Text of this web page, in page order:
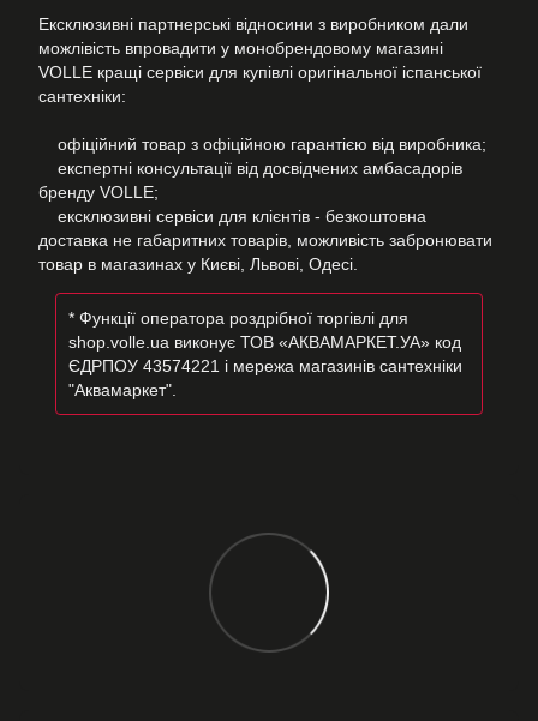
Ексклюзивні партнерські відносини з виробником дали
можлівість впровадити у монобрендовому магазині
VOLLE кращі сервіси для купівлі оригінальної іспанської
сантехніки:
офіційний товар з офіційною гарантією від виробника;
експертні консультації від досвідчених амбасадорів
бренду VOLLE;
ексклюзивні сервіси для клієнтів - безкоштовна
доставка не габаритних товарів, можливість забронювати
товар в магазинах у Києві, Львові, Одесі.
* Функції оператора роздрібної торгівлі для
shop.volle.ua виконує ТОВ «АКВАМАРКЕТ.УА» код
ЄДРПОУ 43574221 і мережа магазинів сантехніки
"Аквамаркет".